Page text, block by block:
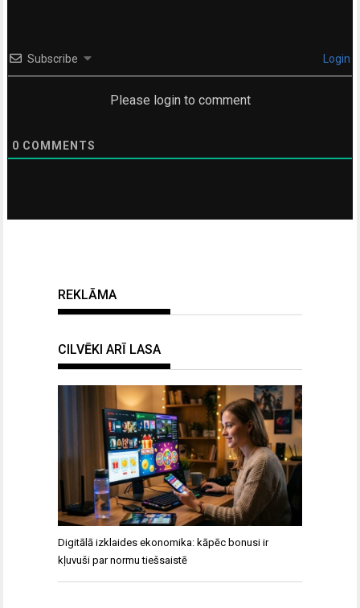
Subscribe Login
Please login to comment
0 COMMENTS
REKLĀMA
CILVĒKI ARĪ LASA
Digitālā izklaides ekonomika: kāpēc bonusi ir
kļuvuši par normu tiešsaistē